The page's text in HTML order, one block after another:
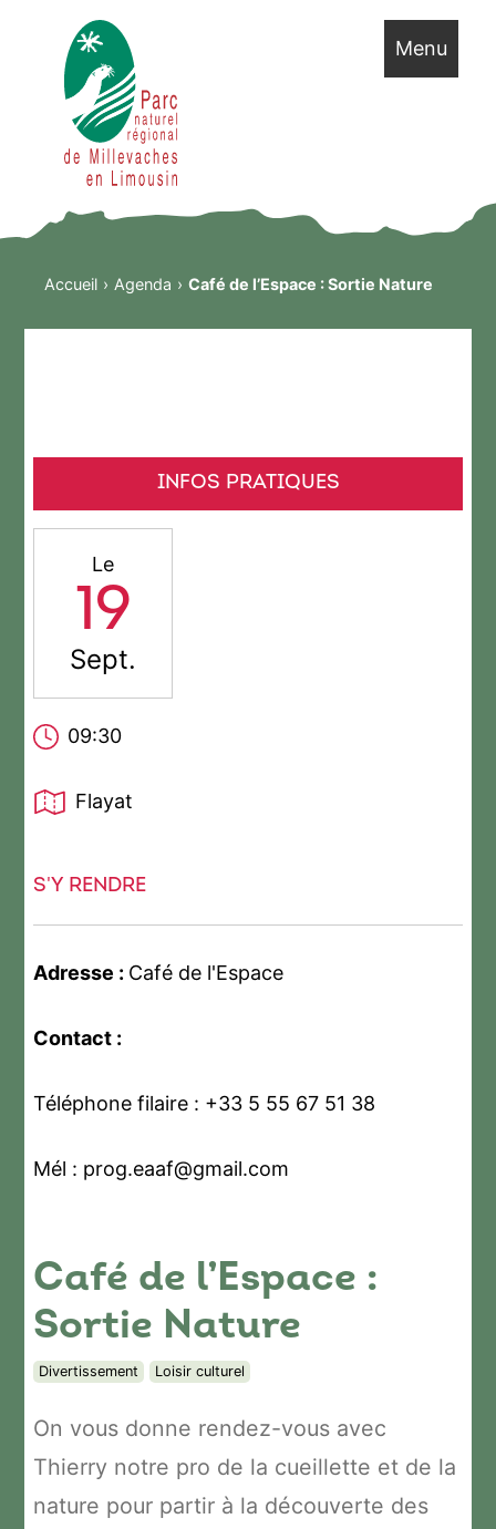
Menu
Accueil Agenda Café de l’Espace : Sortie Nature
INFOS PRATIQUES
Le
19
Sept.
09:30
Flayat
S'Y RENDRE
Adresse : Café de l'Espace
Contact :
Téléphone filaire : +33 5 55 67 51 38
Mél : prog.eaaf@gmail.com
Café de l’Espace :
Sortie Nature
Divertissement Loisir culturel
On vous donne rendez-vous avec
Thierry notre pro de la cueillette et de la
nature pour partir à la découverte des